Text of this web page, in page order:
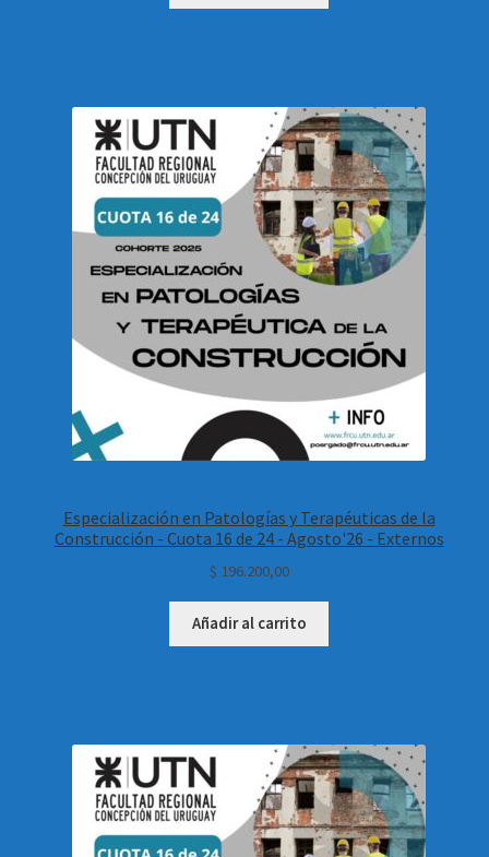
Especialización en Patologías y Terapéuticas de la
Construcción - Cuota 16 de 24 - Agosto'26 - Externos
$ 196.200,00
Añadir al carrito